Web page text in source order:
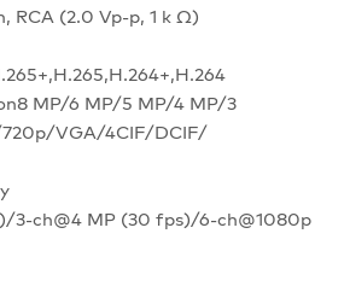
RCA (2.0 Vp-p, 1 k Ω)
8 MP/6 MP/5 MP/4 MP/3
VGA/4CIF/DCIF/
3-ch@4 MP (30 fps)/6-ch@1080p